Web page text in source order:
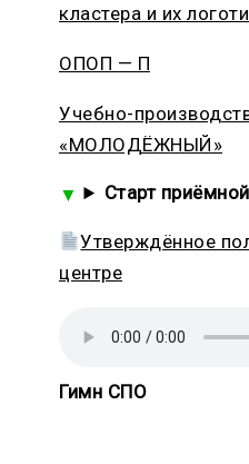
кластера и их
ОПОП — П
Учебно-
«МОЛОДЁЖНЫЙ»
Старт
Утверждённое
центре
Гимн СПО